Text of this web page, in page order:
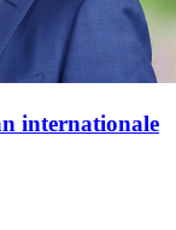
internationale